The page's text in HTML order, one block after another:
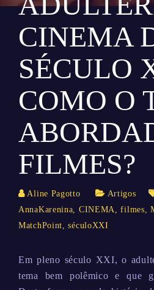
CINEMA
SÉCULO
COMO O
FILMES?
Aline Pagotto Artigos
AnnaKarenina, CINEMA,filmes,
MatchPoint,séculoXXI
Em pleno século XXI, o
tema bem polêmico e que